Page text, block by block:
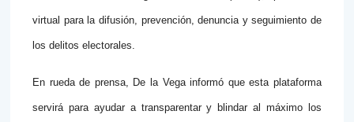
virtual para la difusión, prevención, denuncia y seguimiento de
los delitos electorales.
En rueda de prensa, De la Vega informó que esta plataforma
servirá para ayudar a transparentar y blindar al máximo los